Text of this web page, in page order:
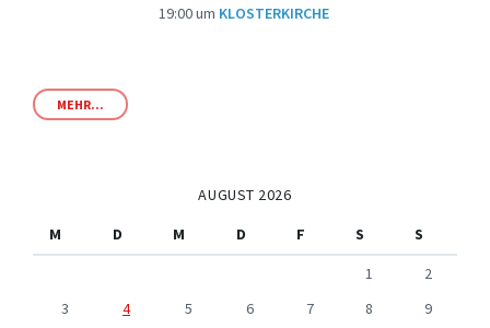
19:00um KLOSTERKIRCHE
MEHR...
AUGUST 2026
M
D M D F S
S
1
2
3
4 5 6 7 8
9